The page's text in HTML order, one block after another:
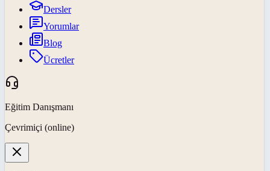
Dersler
Yorumlar
Blog
Ücretler
Eğitim Danışmanı
Çevrimiçi (online)